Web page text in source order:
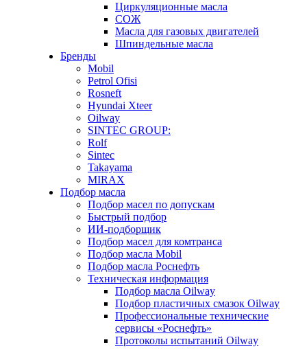
Циркуляционные масла
СОЖ
Масла для газовых двигателей
Шпиндельные масла
Бренды
Mobil
Petrol Ofisi
Rosneft
Hyundai Xteer
Oilway
SINTEC GROUP:
Rolf
Sintec
Takayama
MIRAX
Подбор масла
Подбор масел по допускам
Быстрый подбор
ИИ-подборщик
Подбор масел для комтранса
Подбор масла Mobil
Подбор масла Роснефть
Техническая информация
Подбор масла Oilway
Подбор пластичных смазок Oilway
Профессиональные технические
сервисы «Роснефть»
Протоколы испытаний Oilway